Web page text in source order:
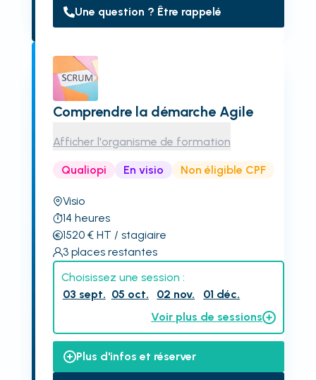
Une question ? Être rappelé
Comprendre la démarche Agile
Afficher l'organisme de formation
Qualiopi En visio Non éligible CPF
Visio
14 heures
1520€ HT / stagiaire
3 places restantes
Choisissez une session :
03 sept. 05 oct. 02 nov.
01 déc.
Voir plus de sessions
Plus d'infos et réserver